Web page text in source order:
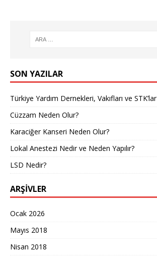
SON YAZILAR
Türkiye Yardım Dernekleri, Vakıfları ve STK’lar
Cüzzam Neden Olur?
Karaciğer Kanseri Neden Olur?
Lokal Anestezi Nedir ve Neden Yapılır?
LSD Nedir?
ARŞIVLER
Ocak 2026
Mayıs 2018
Nisan 2018